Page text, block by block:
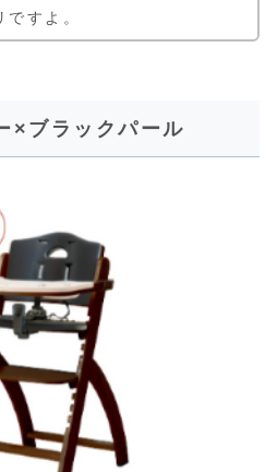
ですよ。
×ブラックパール